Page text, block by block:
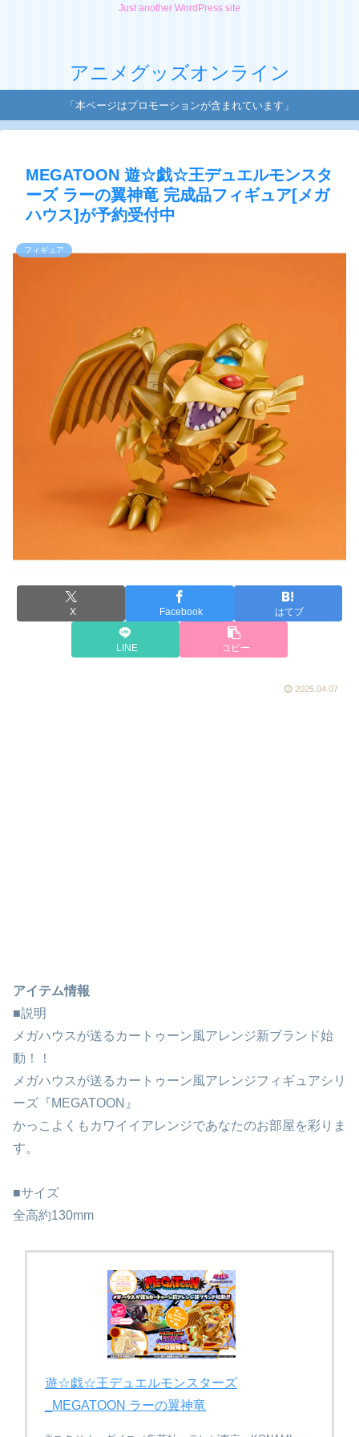
Just another WordPress site
アニメグッズオンライン
「本ページはプロモーションが含まれています」
MEGATOON 遊☆戯☆王デュエルモンスタ
ーズ ラーの翼神竜 完成品フィギュア[メガ
ハウス]が予約受付中
フィギュア
X Facebook はてブ
LINE コピー
2025.04.07
アイテム情報
■説明
メガハウスが送るカートゥーン風アレンジ新ブランド始
動！！
メガハウスが送るカートゥーン風アレンジフィギュアシリ
ーズ『MEGATOON』
かっこよくもカワイイアレンジであなたのお部屋を彩りま
す。
■サイズ
全高約130mm
遊☆戯☆王デュエルモンスターズ
_MEGATOON ラーの翼神竜